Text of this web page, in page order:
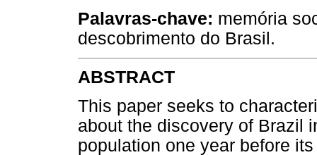
Palavras-chave: memória
descobrimento do Brasil.
ABSTRACT
This paper seeks to
about the discovery of Brazil
population one year before